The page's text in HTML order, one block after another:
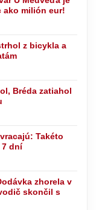
ako milión eur!
z bicykla a
Bréda zatiahol
Takéto
7 dní
zhorela v
skončil s